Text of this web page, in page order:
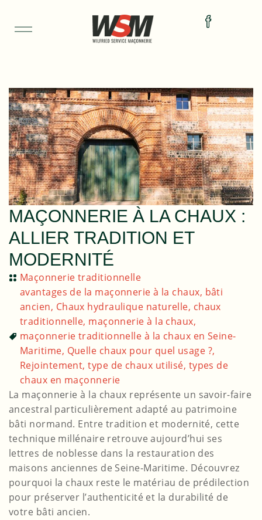
MAÇONNERIE À LA CHAUX :
ALLIER TRADITION ET
MODERNITÉ
Maçonnerie traditionnelle
avantages de la maçonnerie à la chaux, bâti
ancien, Chaux hydraulique naturelle, chaux
traditionnelle, maçonnerie à la chaux,
maçonnerie traditionnelle à la chaux en Seine-
Maritime, Quelle chaux pour quel usage ?,
Rejointement,type de chaux utilisé, types de
chaux en maçonnerie
La maçonnerie à la chaux représente un savoir-faire
ancestral particulièrement adapté au patrimoine
bâti normand. Entre tradition et modernité, cette
technique millénaire retrouve aujourd’hui ses
lettres de noblesse dans la restauration des
maisons anciennes de Seine-Maritime. Découvrez
pourquoi la chaux reste le matériau de prédilection
pour préserver l’authenticité et la durabilité de
votre bâti ancien.